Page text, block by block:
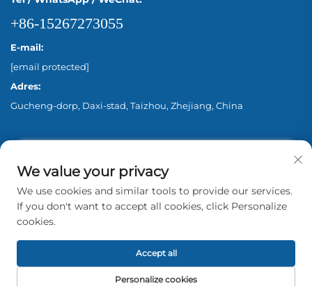
+86-15267273055
E-mail:
[email protected]
Adres:
Gucheng-dorp, Daxi-stad, Taizhou, Zhejiang, China
Copyright © 2026 Zhejiang Aina Pump Co., Ltd.
Privacybeleid
We value your privacy
We use cookies and similar tools to provide our services.
If you don't want to accept all cookies, click Personalize
cookies.
Personalize cookies
Accept all